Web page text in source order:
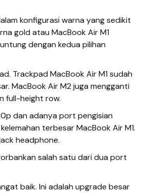
konfigurasi warna yang sedikit
gold atau MacBook Air M1
dengan kedua pilihan
Trackpad MacBook Air M1 sudah
MacBook Air M2 juga mengganti
full-height row.
dan adanya port pengisian
terbesar MacBook Air M1.
headphone.
salah satu dari dua port
baik. Ini adalah upgrade besar